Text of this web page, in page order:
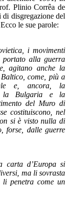
Plinio Corrêa de
disgregazione del
le sue parole:
i movimenti
alla guerra
agitano anche la
come, più a
e, ancora, la
la Bulgaria e la
del Muro di
costituiscono, nel
si è visto nulla di
forse, dalle guerre
carta d’Europa si
ma li sovrasta
penetra come un